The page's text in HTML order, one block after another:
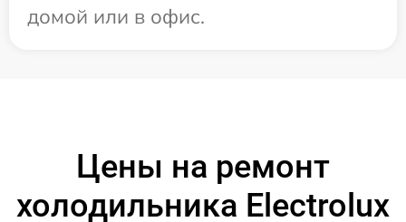
домой или в офис.
Цены на ремонт
холодильника Electrolux